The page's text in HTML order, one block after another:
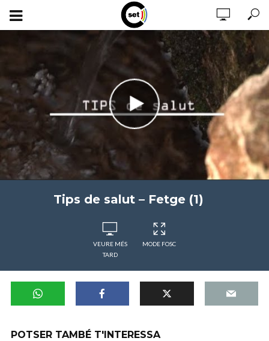
Tips de salut – Fetge (1)
VEURE MÉS
TARD
MODE FOSC
POTSER TAMBÉ T'INTERESSA